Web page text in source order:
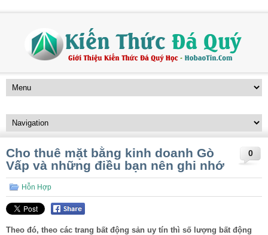
0
Cho thuê mặt bằng kinh doanh Gò
Vấp và những điều bạn nên ghi nhớ
Hỗn Hợp
Theo đó, theo các trang bất động sản uy tín thì số lượng bất động